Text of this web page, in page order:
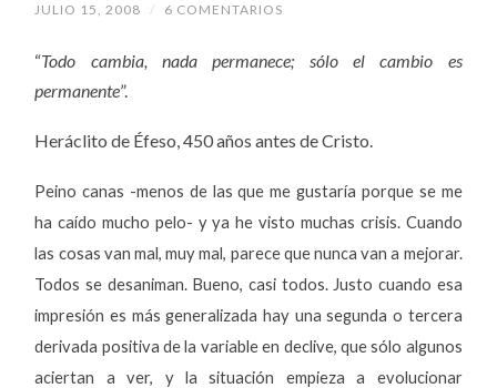
JULIO 15, 2008 / 6 COMENTARIOS
“Todo cambia, nada permanece; sólo el cambio es
permanente”.
Heráclito de Éfeso, 450 años antes de Cristo.
Peino canas -menos de las que me gustaría porque se me
ha caído mucho pelo- y ya he visto muchas crisis. Cuando
las cosas van mal, muy mal, parece que nunca van a mejorar.
Todos se desaniman. Bueno, casi todos. Justo cuando esa
impresión es más generalizada hay una segunda o tercera
derivada positiva de la variable en declive, que sólo algunos
aciertan a ver, y la situación empieza a evolucionar